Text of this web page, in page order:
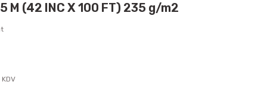
M (42 INC X 100 FT) 235 g/m2